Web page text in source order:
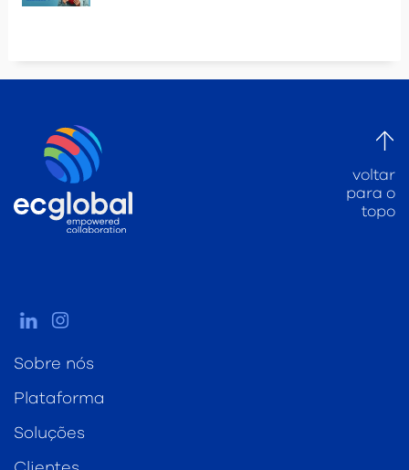
voltar
para o
topo
Sobre nós
Plataforma
Soluções